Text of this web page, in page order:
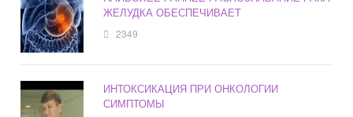
ЖЕЛУДКА ОБЕСПЕЧИВАЕТ
2349
ИНТОКСИКАЦИЯ ПРИ ОНКОЛОГИИ
СИМПТОМЫ